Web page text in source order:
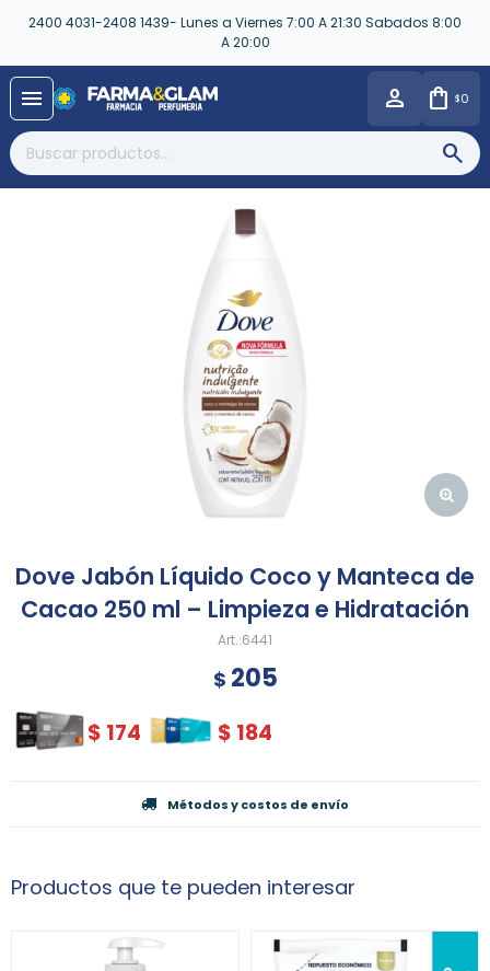
2400 4031-2408 1439- Lunes a Viernes 7:00 A 21:30 Sabados 8:00
A 20:00
menu $0
Dove Jabón Líquido Coco y Manteca de
Cacao 250 ml – Limpieza e Hidratación
6441
$ 205
$ 174 $ 184
Métodos y costos de envío
Productos que te pueden interesar